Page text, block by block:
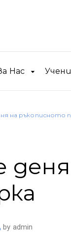
Нас
на ръкописното
by admin